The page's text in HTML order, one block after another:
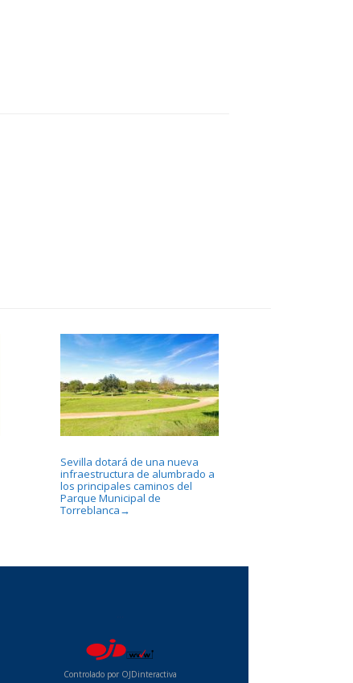
Sevilla dotará de una nueva
infraestructura de alumbrado a
los principales caminos del
Parque Municipal de
Torreblanca →
Controlado por OJDinteractiva